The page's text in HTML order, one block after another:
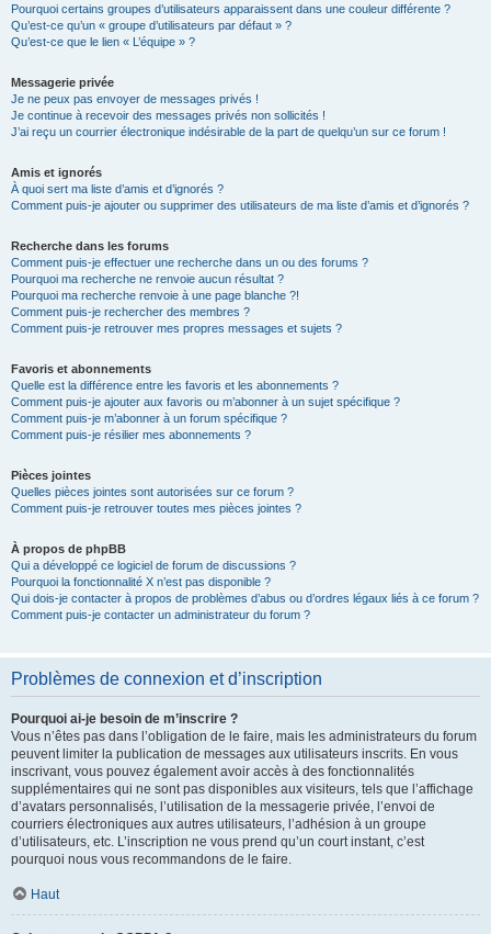
Pourquoi certains groupes d’utilisateurs apparaissent dans une couleur différente ?
Qu’est-ce qu’un « groupe d’utilisateurs par défaut » ?
Qu’est-ce que le lien « L’équipe » ?
Messagerie privée
Je ne peux pas envoyer de messages privés !
Je continue à recevoir des messages privés non sollicités !
J’ai reçu un courrier électronique indésirable de la part de quelqu’un sur ce forum !
Amis et ignorés
À quoi sert ma liste d’amis et d’ignorés ?
Comment puis-je ajouter ou supprimer des utilisateurs de ma liste d’amis et d’ignorés ?
Recherche dans les forums
Comment puis-je effectuer une recherche dans un ou des forums ?
Pourquoi ma recherche ne renvoie aucun résultat ?
Pourquoi ma recherche renvoie à une page blanche ?!
Comment puis-je rechercher des membres ?
Comment puis-je retrouver mes propres messages et sujets ?
Favoris et abonnements
Quelle est la différence entre les favoris et les abonnements ?
Comment puis-je ajouter aux favoris ou m’abonner à un sujet spécifique ?
Comment puis-je m’abonner à un forum spécifique ?
Comment puis-je résilier mes abonnements ?
Pièces jointes
Quelles pièces jointes sont autorisées sur ce forum ?
Comment puis-je retrouver toutes mes pièces jointes ?
À propos de phpBB
Qui a développé ce logiciel de forum de discussions ?
Pourquoi la fonctionnalité X n’est pas disponible ?
Qui dois-je contacter à propos de problèmes d’abus ou d’ordres légaux liés à ce forum ?
Comment puis-je contacter un administrateur du forum ?
Problèmes de connexion et d’inscription
Pourquoi ai-je besoin de m’inscrire ?
Vous n’êtes pas dans l’obligation de le faire, mais les administrateurs du forum
peuvent limiter la publication de messages aux utilisateurs inscrits. En vous
inscrivant, vous pouvez également avoir accès à des fonctionnalités
supplémentaires qui ne sont pas disponibles aux visiteurs, tels que l’affichage
d’avatars personnalisés, l’utilisation de la messagerie privée, l’envoi de
courriers électroniques aux autres utilisateurs, l’adhésion à un groupe
d’utilisateurs, etc. L’inscription ne vous prend qu’un court instant, c’est
pourquoi nous vous recommandons de le faire.
Haut